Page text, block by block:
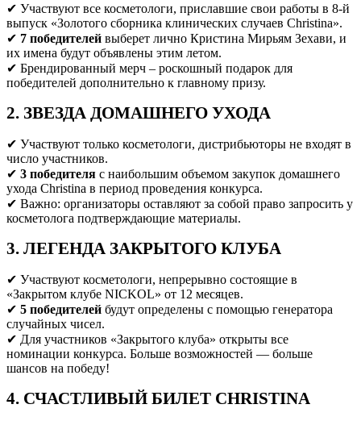
✔ Участвуют все косметологи, приславшие свои работы в 8-й
выпуск «Золотого сборника клинических случаев Christina».
✔ 7 победителей выберет лично Кристина Мирьям Зехави, и
их имена будут объявлены этим летом.
✔ Брендированный мерч – роскошный подарок для
победителей дополнительно к главному призу.
2. ЗВЕЗДА ДОМАШНЕГО УХОДА
✔ Участвуют только косметологи, дистрибьюторы не входят в
число участников.
✔ 3 победителя с наибольшим объемом закупок домашнего
ухода Christina в период проведения конкурса.
✔ Важно: организаторы оставляют за собой право запросить у
косметолога подтверждающие материалы.
3. ЛЕГЕНДА ЗАКРЫТОГО КЛУБА
✔ Участвуют косметологи, непрерывно состоящие в
«Закрытом клубе NICKOL» от 12 месяцев.
✔ 5 победителей будут определены с помощью генератора
случайных чисел.
✔ Для участников «Закрытого клуба» открыты все
номинации конкурса. Больше возможностей — больше
шансов на победу!
4. СЧАСТЛИВЫЙ БИЛЕТ CHRISTINA